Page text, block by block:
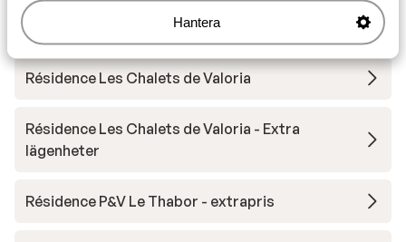
Hantera
Résidence Les Angeliers
Résidence Les Chalets de Valoria
Résidence Les Chalets de Valoria - Extra
lägenheter
Résidence P&V Le Thabor - extrapris